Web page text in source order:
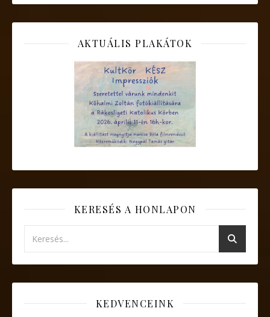
AKTUÁLIS PLAKÁTOK
KERESÉS A HONLAPON
KEDVENCEINK